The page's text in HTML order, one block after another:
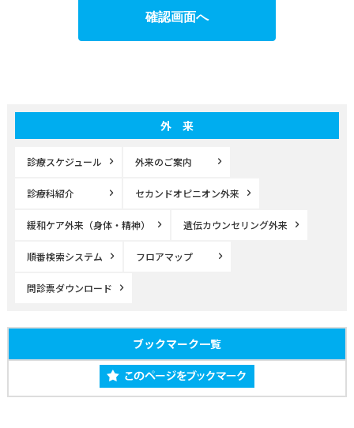
外 来
診療スケジュール 外来のご案内
診療科紹介 セカンドオピニオン外来
緩和ケア外来（身体・精神） 遺伝カウンセリング外来
順番検索システム フロアマップ
問診票ダウンロード
ブックマーク一覧